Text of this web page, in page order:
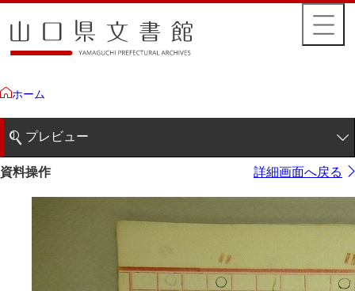
ホーム
プレビュー
1ページ
資料操作 詳細画面へ戻る